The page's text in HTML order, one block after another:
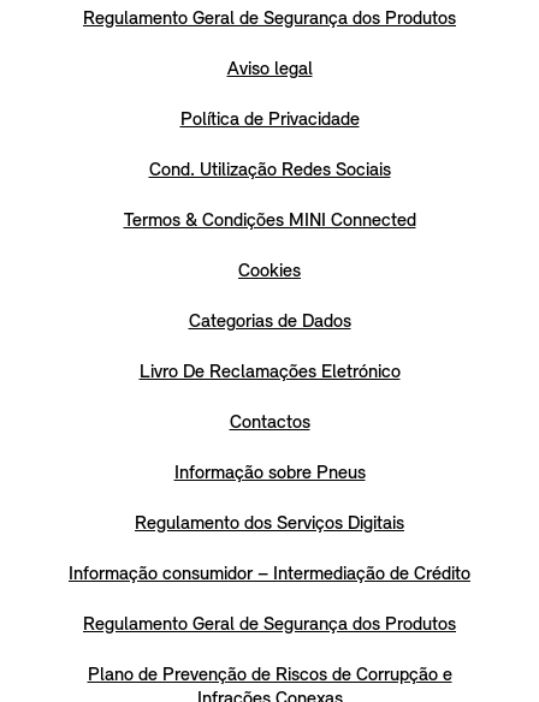
Regulamento Geral de Segurança dos Produtos
Aviso legal
Política de Privacidade
Cond. Utilização Redes Sociais
Termos & Condições MINI Connected
Cookies
Categorias de Dados
Livro De Reclamações Eletrónico
Contactos
Informação sobre Pneus
Regulamento dos Serviços Digitais
Informação consumidor – Intermediação de Crédito
Regulamento Geral de Segurança dos Produtos
Plano de Prevenção de Riscos de Corrupção e